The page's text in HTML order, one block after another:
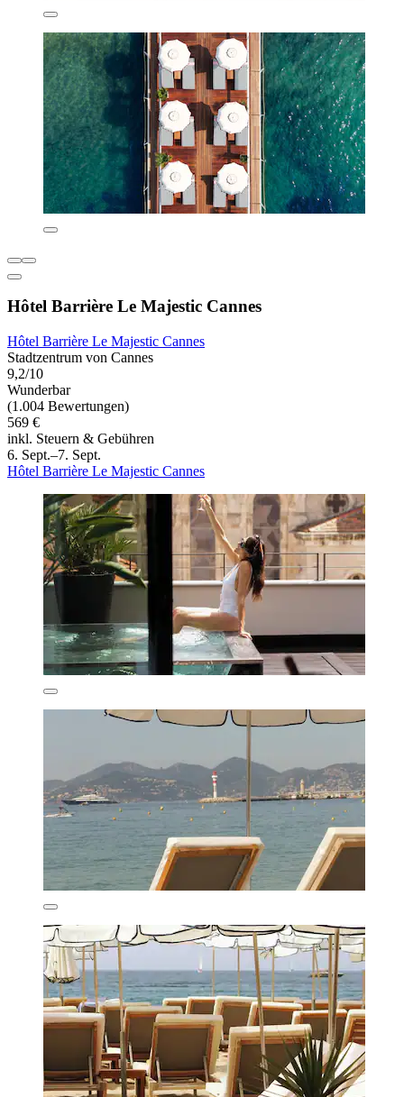
Hôtel Barrière Le Majestic Cannes
Hôtel Barrière Le Majestic Cannes
Stadtzentrum von Cannes
9,2/10
Wunderbar
(1.004 Bewertungen)
569 €
inkl. Steuern & Gebühren
6. Sept.–7. Sept.
Hôtel Barrière Le Majestic Cannes